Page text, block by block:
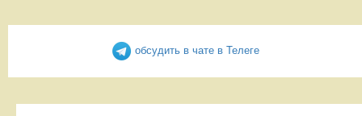
обсудить в чате в Телеге